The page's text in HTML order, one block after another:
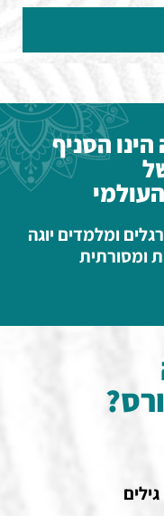
הסניף
ומלמדים יוגה
ומסורתית